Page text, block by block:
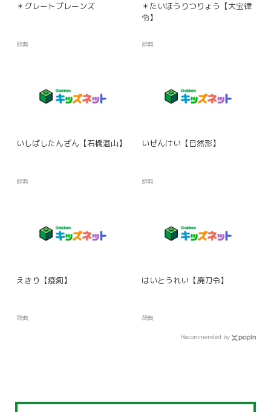
＊グレートプレーンズ
辞典
＊たいほうりつりょう【大宝律
令】
辞典
いしばしたんざん【石橋湛山】
辞典
いぜんけい【已然形】
辞典
えきり【疫痢】
辞典
はいとうれい【廃刀令】
辞典
Recommended by